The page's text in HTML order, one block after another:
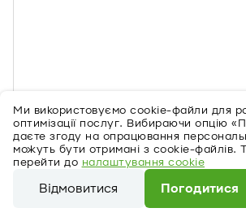
Ми використовуємо cookie-файли для
оптимізації послуг. Вибираючи опцію
даєте згоду на опрацювання
можуть бути отримані з cookie-файлів.
перейти до налаштування cookie
Відмовитися
Погодитися